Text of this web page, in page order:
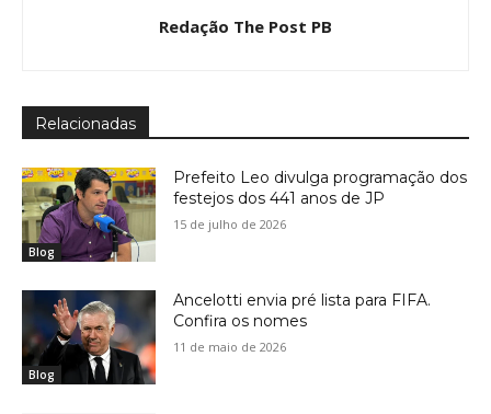
Redação The Post PB
Relacionadas
Blog
Prefeito Leo divulga programação dos
festejos dos 441 anos de JP
15 de julho de 2026
Blog
Ancelotti envia pré lista para FIFA.
Confira os nomes
11 de maio de 2026